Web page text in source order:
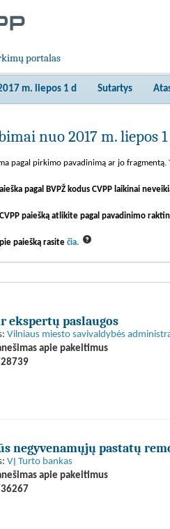
portalas
m. liepos 1 d Sutartys
nuo 2017 m. liepos 1
pagal pirkimo pavadinimą ar jo
pagal BVPŽ kodus CVPP laikinai
paiešką atlikite pagal pavadinimo
paiešką rasite čia.
ekspertų paslaugos
Vilniaus miesto savivaldybės
apie pakeitimus
negyvenamųjų pastatų
VĮ Turto bankas
apie pakeitimus